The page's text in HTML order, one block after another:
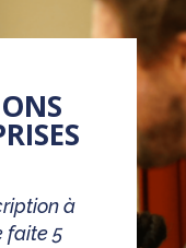
à
faite 5